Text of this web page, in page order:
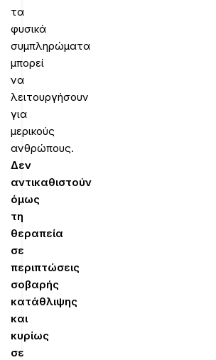
τα
φυσικά
συμπληρώματα
μπορεί
να
λειτουργήσουν
για
μερικούς
ανθρώπους.
Δεν
αντικαθιστούν
όμως
τη
θεραπεία
σε
περιπτώσεις
σοβαρής
κατάθλιψης
και
κυρίως
σε